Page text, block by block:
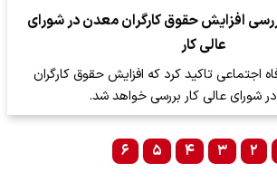
افزایش حقوق کارگران معدن در شورای
عالی کار
اجتماعی تاکید کرد که افزایش حقوق کارگران
شورای عالی کار بررسی خواهد شد.
۲ ۳ ۴ ۵ ۶